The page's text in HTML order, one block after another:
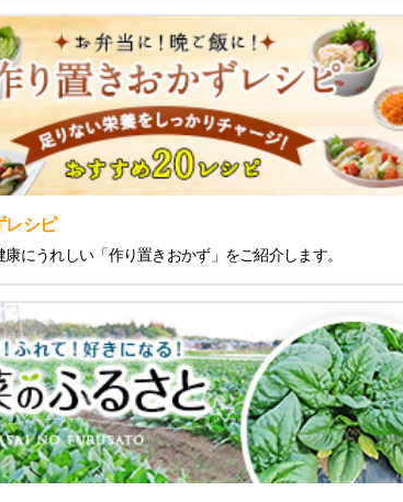
レシピ
にうれしい「作り置きおかず」をご紹介します。